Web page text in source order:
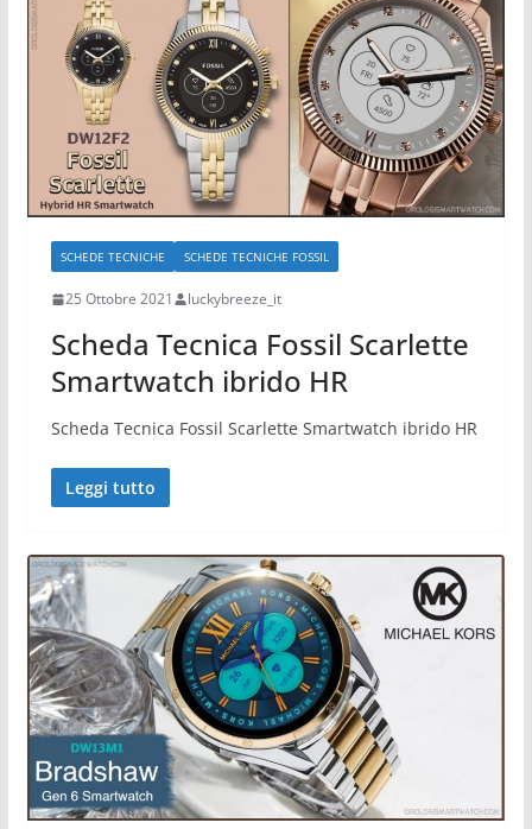
SCHEDE TECNICHE SCHEDE TECNICHE FOSSIL
25 Ottobre 2021 luckybreeze_it
Scheda Tecnica Fossil Scarlette
Smartwatch ibrido HR
Scheda Tecnica Fossil Scarlette Smartwatch ibrido HR
Leggi tutto